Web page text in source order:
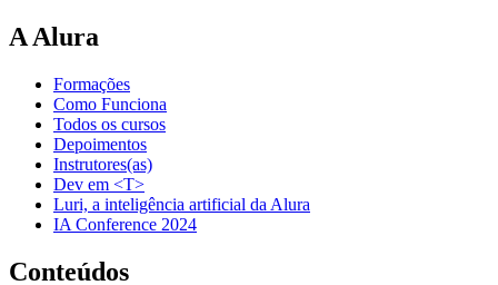
A Alura
Formações
Como Funciona
Todos os cursos
Depoimentos
Instrutores(as)
Dev em <T>
Luri, a inteligência artificial da Alura
IA Conference 2024
Conteúdos